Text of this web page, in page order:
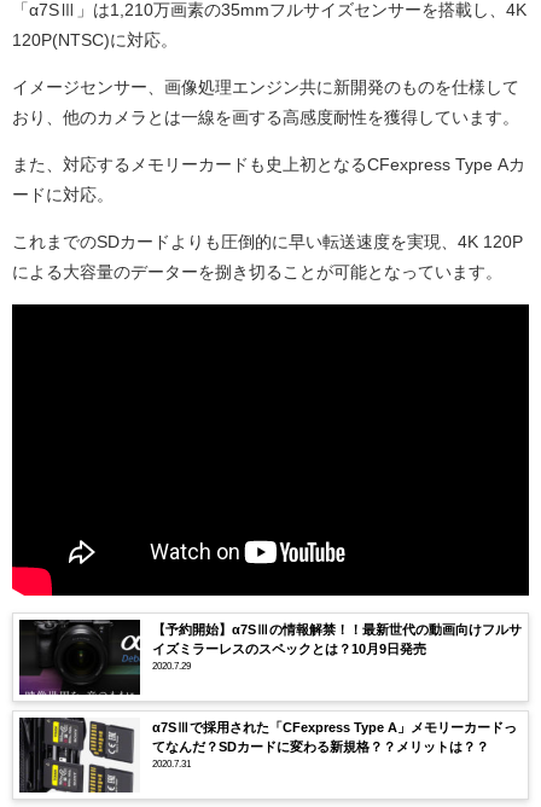
「α7SⅢ」は1,210万画素の35mmフルサイズセンサーを搭載し、4K
120P(NTSC)に対応。
イメージセンサー、画像処理エンジン共に新開発のものを仕様して
おり、他のカメラとは一線を画する高感度耐性を獲得しています。
また、対応するメモリーカードも史上初となるCFexpress Type Aカ
ードに対応。
これまでのSDカードよりも圧倒的に早い転送速度を実現、4K 120P
による大容量のデーターを捌き切ることが可能となっています。
【予約開始】α7SⅢの情報解禁！！最新世代の動画向けフルサ
イズミラーレスのスペックとは？10月9日発売
2020.7.29
α7SⅢで採用された「CFexpress Type A」メモリーカードっ
てなんだ？SDカードに変わる新規格？？メリットは？？
2020.7.31